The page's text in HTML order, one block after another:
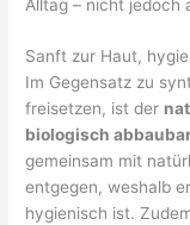
Alltag – nicht jedoch
Sanft zur Haut,
Im Gegensatz zu
freisetzen, ist der
biologisch
gemeinsam mit
entgegen, weshalb
hygienisch ist.